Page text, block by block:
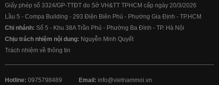
Giấy phép số 3324/GP-TTĐT do Sở VH&TT TPHCM cấp ngày 20/3/2026
Lầu 5 - Compa Building - 293 Điện Biên Phủ - Phường Gia Định - TP.HCM
Chi nhánh: Số 5 - Khu 38A Trần Phú - Phường Ba Đình - TP. Hà Nội
Chịu trách nhiệm nội dung: Nguyễn Minh Quyết
Trách nhiệm về thông tin
Hotline: 0975798489 Email: info@vietnammoi.vn